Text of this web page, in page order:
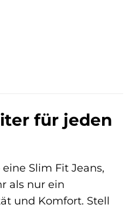
für jeden
eine Slim Fit Jeans,
als nur ein
und Komfort. Stell